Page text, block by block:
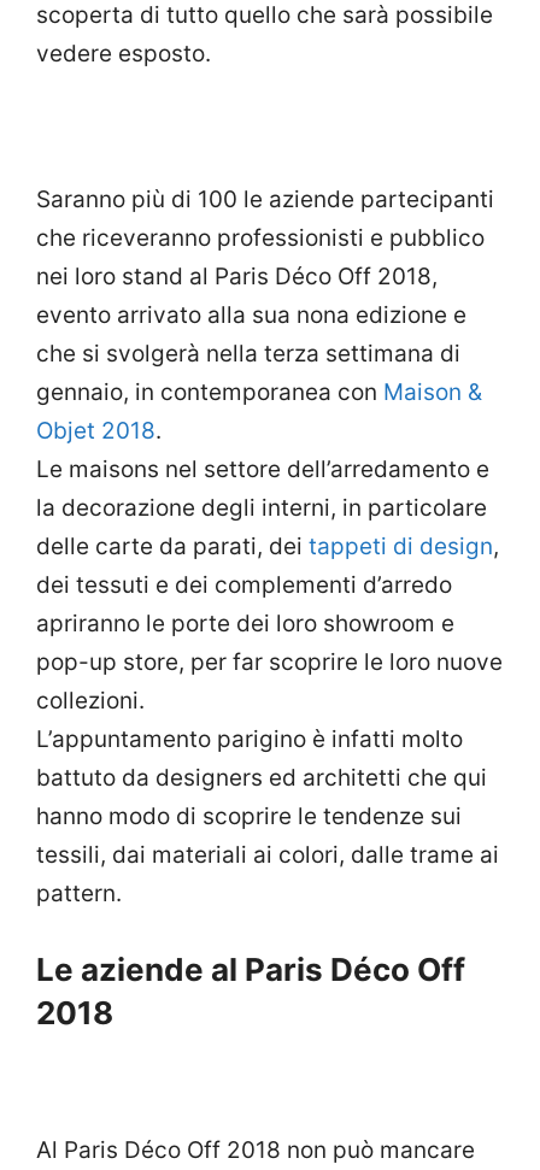
scoperta di tutto quello che sarà possibile
vedere esposto.
Saranno più di 100 le aziende partecipanti
che riceveranno professionisti e pubblico
nei loro stand al Paris Déco Off 2018,
evento arrivato alla sua nona edizione e
che si svolgerà nella terza settimana di
gennaio, in contemporanea con Maison &
Objet 2018.
Le maisons nel settore dell’arredamento e
la decorazione degli interni, in particolare
delle carte da parati, dei tappeti di design,
dei tessuti e dei complementi d’arredo
apriranno le porte dei loro showroom e
pop-up store, per far scoprire le loro nuove
collezioni.
L’appuntamento parigino è infatti molto
battuto da designers ed architetti che qui
hanno modo di scoprire le tendenze sui
tessili, dai materiali ai colori, dalle trame ai
pattern.
Le aziende al Paris Déco Off
2018
Al Paris Déco Off 2018 non può mancare